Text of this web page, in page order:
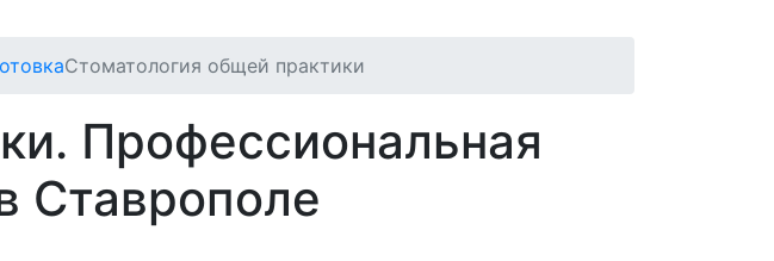
Стоматология общей практики
Профессиональная
Ставрополе